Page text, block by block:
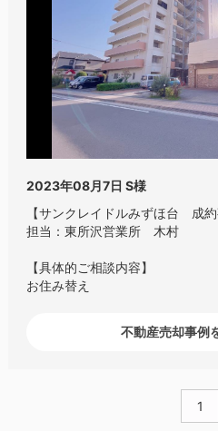
2023年08月7日 S様
【サンクレイドルみずほ台 成約
担当：東所沢営業所 木村
【具体的ご相談内容】
お住み替え
不動産売却事例
1